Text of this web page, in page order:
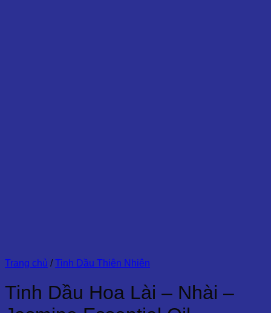
Trang chủ / Tinh Dầu Thiên Nhiên
Tinh Dầu Hoa Lài – Nhài –